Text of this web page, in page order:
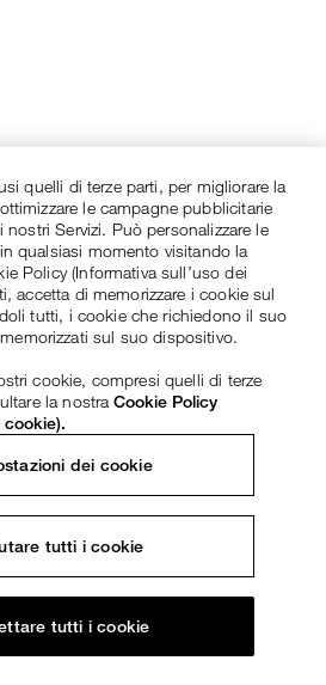
quelli di terze parti, per migliorare la
le campagne pubblicitarie
Servizi. Può personalizzare le
qualsiasi momento visitando la
Policy (Informativa sull’uso dei
accetta di memorizzare i cookie sul
tutti, i cookie che richiedono il suo
sul suo dispositivo.
cookie, compresi quelli di terze
la nostraCookie Policy
cookie).
dei cookie
tutti i cookie
tutti i cookie